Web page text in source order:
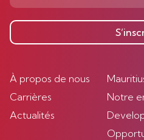
À propos de nous
Carrières
Actualités
Notre